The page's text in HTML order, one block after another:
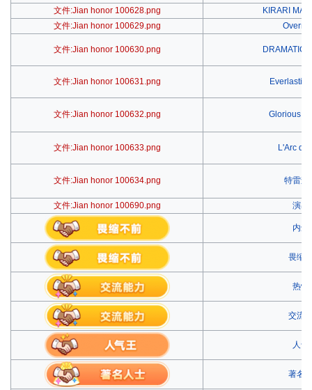
文件:Jian honor 100628.png
KIRARI
文件:Jian honor 100629.png
文件:Jian honor 100630.png DRAMATIC
文件:Jian honor 100631.png
文件:Jian honor 100632.png Glorious
文件:Jian honor 100633.png L'Arc de
文件:Jian honor 100634.png 特雷森
文件:Jian honor 100690.png 演出
内敛
畏缩
热情
交流
人气
著名